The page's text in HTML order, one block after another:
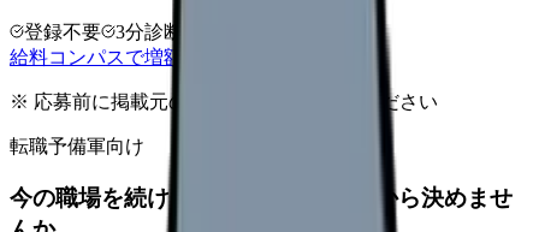
登録不要 3分診断
給料コンパスで増額余地を確認する
※ 応募前に掲載元の最新情報を確認してください
転職予備軍向け
今の職場を続けるか、条件を比べてから決めませ